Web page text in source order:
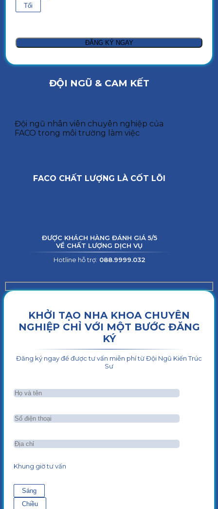
Tối
ĐỘI NGŨ & CAM KẾT
Đội ngũ nhân viên chuyên nghiệp của
FACO trong môi trường làm việc
FACO CHẤT LƯỢNG LÀ CỐT LÕI
ĐƯỢC KHÁCH HÀNG ĐÁNH GIÁ 5/5
VỀ CHẤT LƯỢNG DỊCH VỤ
Hotline hỗ trợ: 088.9999.032
KHỞI TẠO NHA KHOA CHUYÊN
NGHIỆP CHỈ VỚI MỘT BƯỚC ĐĂNG
KÝ
Đăng ký ngay để được tư vấn miễn phí từ Đội Ngũ Kiến Trúc
Sư
Khung giờ tư vấn
Sáng
Chiều